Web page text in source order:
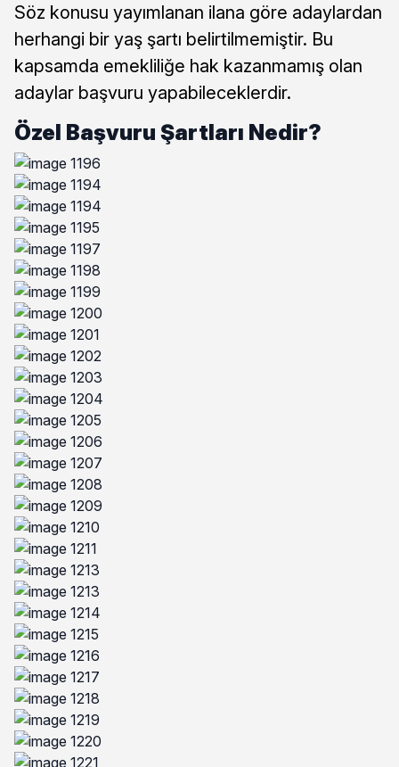
Söz konusu yayımlanan ilana göre adaylardan
herhangi bir yaş şartı belirtilmemiştir. Bu
kapsamda emekliliğe hak kazanmamış olan
adaylar başvuru yapabileceklerdir.
Özel Başvuru Şartları Nedir?